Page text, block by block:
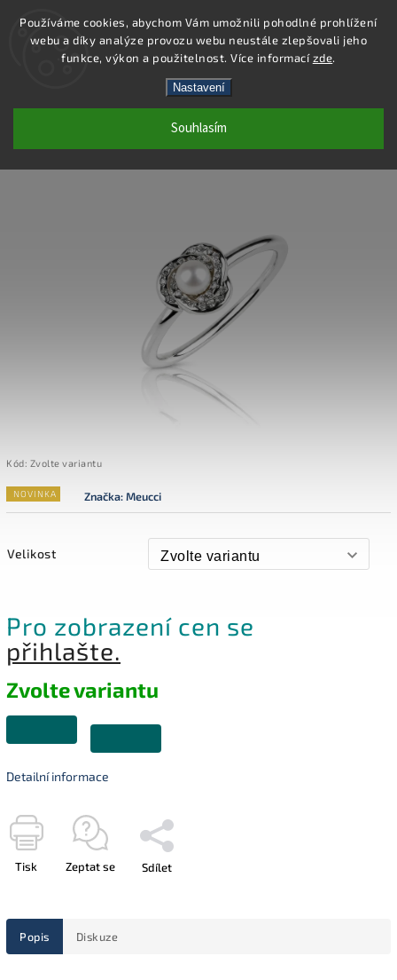
Používáme cookies, abychom Vám umožnili pohodlné prohlížení
webu a díky analýze provozu webu neustále zlepšovali jeho
funkce, výkon a použitelnost. Více informacízde.
Nastavení
Souhlasím
Hledat
SP124R - PRSTEN AG 925/1000
Kód: Zvolte variantu
NOVINKA Značka:Meucci
Velikost
Pro zobrazení cen se
přihlašte.
Zvolte variantu
Detailní informace
Tisk Zeptat se Sdílet
Popis Diskuze